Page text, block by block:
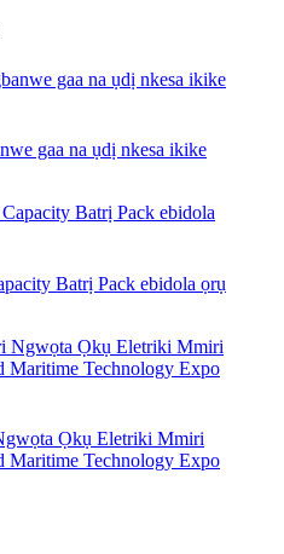
gaa na ụdị nkesa ikike
Batrị Pack ebidola ọrụ
Ọkụ Eletriki Mmiri
Maritime Technology Expo